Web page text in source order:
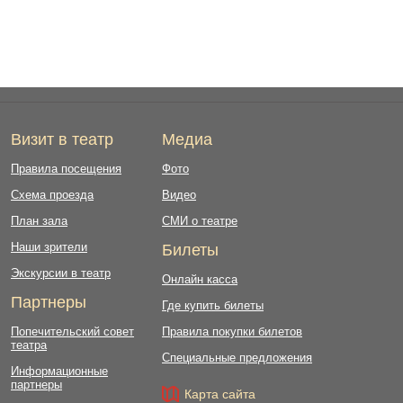
Визит в театр
Правила посещения
Схема проезда
План зала
Наши зрители
Экскурсии в театр
Партнеры
Попечительский совет
театра
Информационные
партнеры
Медиа
Фото
Видео
СМИ о театре
Билеты
Онлайн касса
Где купить билеты
Правила покупки билетов
Специальные предложения
Карта сайта